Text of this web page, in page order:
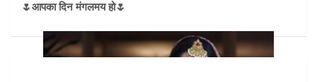
🌷आपका दिन मंगलमय हो🌷